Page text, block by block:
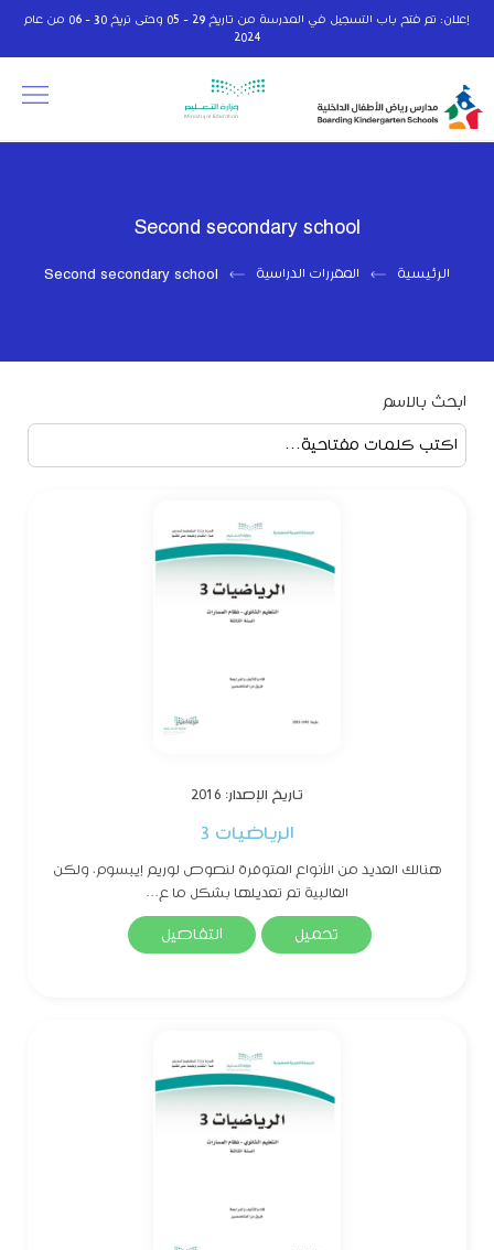
إعلان: تم فتح باب التسجيل في المدرسة من تاريخ 29 - 05 وحتى تريخ 30 - 06 من عام
2024
Second secondary school
الرئيسية المقررات الدراسية Second secondary school
ابحث بالاسم
تاريخ الإصدار: 2016
الرياضيات 3
هنالك العديد من الأنواع المتوفرة لنصوص لوريم إيبسوم، ولكن
الغالبية تم تعديلها بشكل ما ع...
تحميل التفاصيل